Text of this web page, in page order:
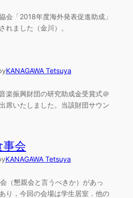
会「2018年度海外発表促進助成」
れました（金川）。
KANAGAWA Tetsuya
楽振興財団の研究助成金受賞式＠
席いたしました。当該財団サウン
事会
KANAGAWA Tetsuya
（懇親会と言うべきか）があっ
り，今回の会場は学生居室．他の